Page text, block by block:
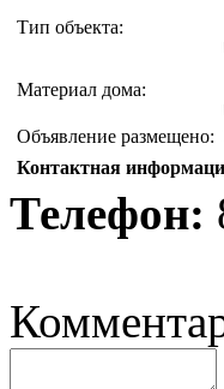
Тип объекта:
Материал дома:
Объявление размещено:
Контактная
Телефон: